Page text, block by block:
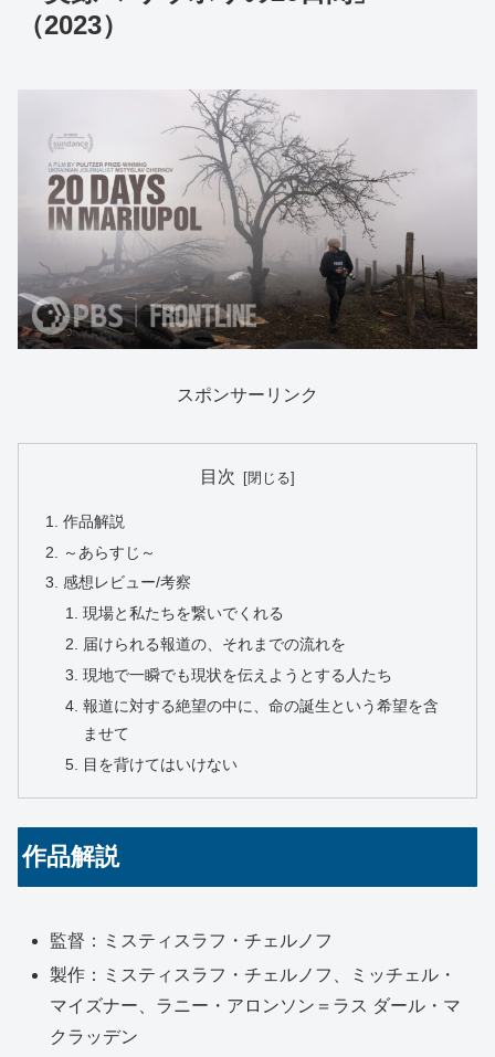
（2023）
スポンサーリンク
目次
作品解説
～あらすじ～
感想レビュー/考察
現場と私たちを繋いでくれる
届けられる報道の、それまでの流れを
現地で一瞬でも現状を伝えようとする人たち
報道に対する絶望の中に、命の誕生という希望を含
ませて
目を背けてはいけない
作品解説
監督：ミスティスラフ・チェルノフ
製作：ミスティスラフ・チェルノフ、ミッチェル・
マイズナー、ラニー・アロンソン＝ラス ダール・マ
クラッデン